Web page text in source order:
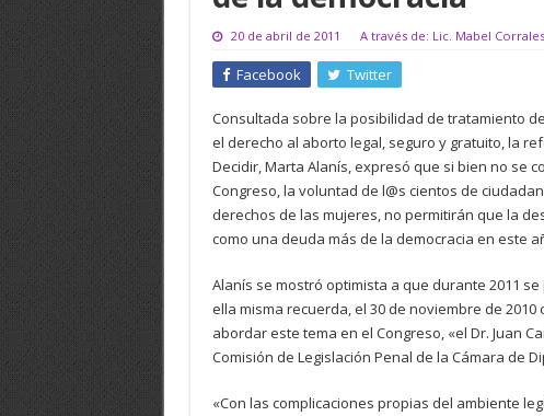
20 de abril de 2011 A través de: Lic. Mabel Corrales
Facebook Twitter
Consultada sobre la posibilidad de tratamiento
el derecho al aborto legal, seguro y gratuito, la
Decidir, Marta Alanís, expresó que si bien no se
Congreso, la voluntad de l@s cientos de
derechos de las mujeres, no permitirán que la
como una deuda más de la democracia en este
Alanís se mostró optimista a que durante 2011
ella misma recuerda, el 30 de noviembre de
abordar este tema en el Congreso, «el Dr. Juan
Comisión de Legislación Penal de la Cámara de
«Con las complicaciones propias del ambiente